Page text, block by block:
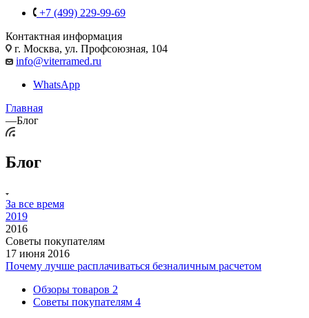
+7 (499) 229-99-69
Контактная информация
г. Москва, ул. Профсоюзная, 104
info@viterramed.ru
WhatsApp
Главная
—Блог
Блог
За все время
2019
2016
Советы покупателям
17 июня 2016
Почему лучше расплачиваться безналичным расчетом
Обзоры товаров 2
Советы покупателям 4